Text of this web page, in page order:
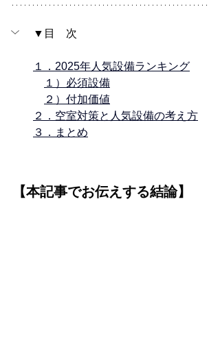
▼目　次
１．2025年人気設備ランキング
１）必須設備
２）付加価値
２．空室対策と人気設備の考え方
３．まとめ
【本記事でお伝えする結論】